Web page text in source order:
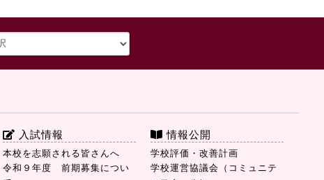
入試情報
本校を志願される皆さんへ
令和９年度 前期募集につい
情報公開
学校評価・改善計画
学校運営協議会（コミュニテ